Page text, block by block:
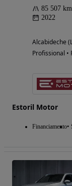
85 507 km
2022
Alcabideche
Profissional •
Estoril Motor
Financiamento